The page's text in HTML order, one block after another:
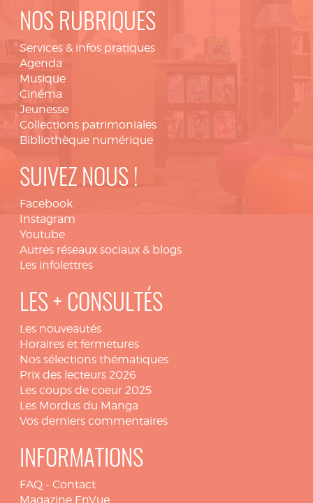
NOS RUBRIQUES
Services & infos pratiques
Agenda
Musique
Cinéma
Jeunesse
Collections patrimoniales
Bibliothèque numérique
SUIVEZ NOUS !
Facebook
Instagram
Youtube
Autres réseaux sociaux & blogs
Les infolettres
LES + CONSULTÉS
Les nouveautés
Horaires et fermetures
Nos sélections thématiques
Prix des lecteurs 2026
Les coups de coeur 2025
Les Mordus du Manga
Vos derniers commentaires
INFORMATIONS
FAQ - Contact
Magazine EnVue